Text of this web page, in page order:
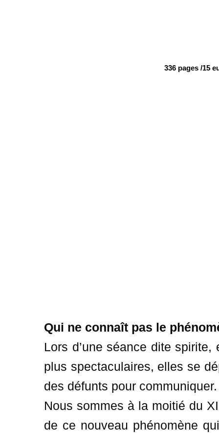
336 pages /15
Qui ne connaît pas le
Lors d’une séance dite
plus spectaculaires, elles se
des défunts pour communiquer.
Nous sommes à la moitié du
de ce nouveau phénomène